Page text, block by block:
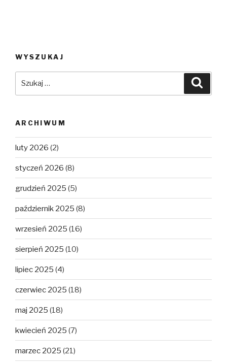
WYSZUKAJ
ARCHIWUM
luty 2026 (2)
styczeń 2026 (8)
grudzień 2025 (5)
październik 2025 (8)
wrzesień 2025 (16)
sierpień 2025 (10)
lipiec 2025 (4)
czerwiec 2025 (18)
maj 2025 (18)
kwiecień 2025 (7)
marzec 2025 (21)